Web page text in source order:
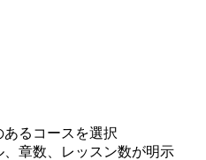
るコースを選択
章数、レッスン数が明示